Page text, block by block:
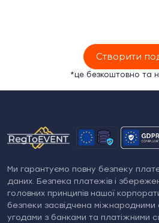
Створити
*це безкоштовно та
Ми гарантуємо повну безпеку
даних. Безпека платежів і
головних принципів нашої
безпеки засвідчена
угодами з банками та платіжними